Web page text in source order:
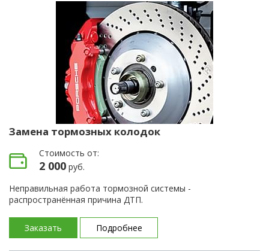
Замена тормозных колодок
Стоимость от:
2 000 руб.
Неправильная работа тормозной системы -
распространённая причина ДТП.
Заказать Подробнее